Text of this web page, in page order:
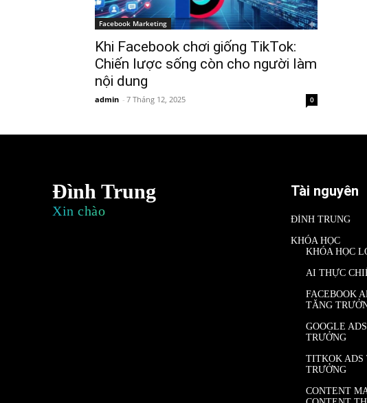
Facebook Marketing
Khi Facebook chơi giống TikTok:
Chiến lược sống còn cho người làm
nội dung
admin - 7 Tháng 12, 2025 0
Đình Trung
Xin chào
Tài nguyên
ĐÌNH TRUNG
KHÓA HỌC
KHÓA HỌC
AI THỰC
FACEBOOK
TĂNG
GOOGLE
TRƯỞNG
TITKOK ADS
TRƯỞNG
CONTENT